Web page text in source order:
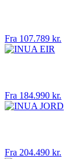
Fra 107.789 kr.
Fra 184.990 kr.
Fra 204.490 kr.